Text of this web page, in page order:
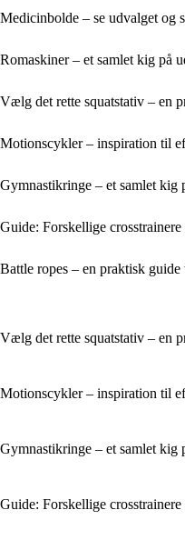
Medicinbolde – se udvalget og
Romaskiner – et samlet kig på
Vælg det rette squatstativ – en
Motionscykler – inspiration til
Gymnastikringe – et samlet kig
Guide: Forskellige
Battle ropes – en praktisk
Vælg det rette squatstativ – en
Motionscykler – inspiration til
Gymnastikringe – et samlet kig
Guide: Forskellige